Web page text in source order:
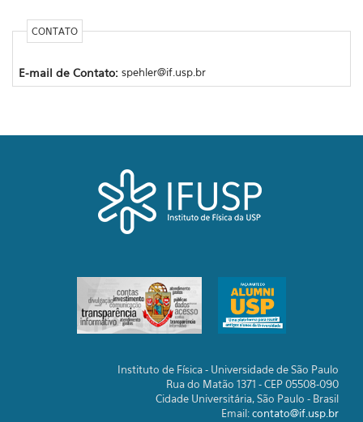
CONTATO
E-mail de Contato: spehler@if.usp.br
Instituto de Física - Universidade de São Paulo
Rua do Matão 1371 - CEP 05508-090
Cidade Universitária, São Paulo - Brasil
Email:contato@if.usp.br